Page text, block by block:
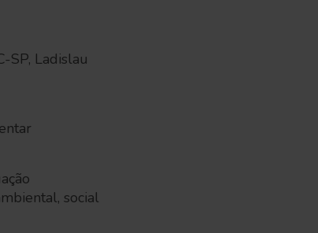
SP, Ladislau
social